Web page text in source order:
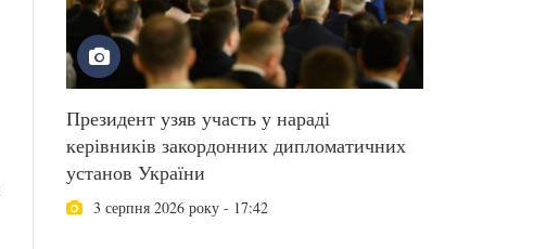
Президент узяв участь у нараді
керівників закордонних дипломатичних
установ України
3 серпня 2026 року - 17:42